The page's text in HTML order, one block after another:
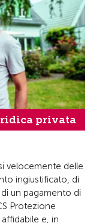
privata
velocemente delle
ingiustificato, di
un pagamento di
Protezione
e, in